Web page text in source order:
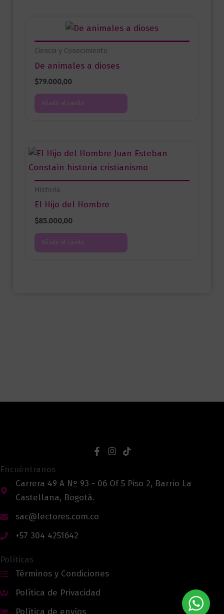
Ciencia y Conocimiento
De animales a dioses
$79.000,00
Añadir al carrito
Historia
El Hijo del Hombre
$85.000,00
Añadir al carrito
Encuéntranos
Carrera 49 A Nº 93 - 06 Of 5 Piso 2, Barrio La
Castellana, Bogotá.
sac@lectores.com.co
+57 304 4251642
Políticas
Términos y Condiciones
Política de Privacidad
Política de envíos